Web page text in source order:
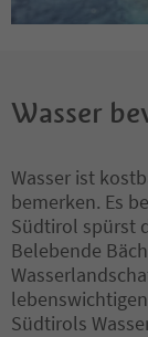
Wasser
Wasser ist
bemerken. Es
Südtirol spürst
Belebende
Südtirols